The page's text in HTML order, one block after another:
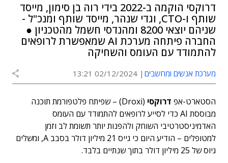
דרוקסי הוקמה ב-2022 בידי רוה בן סימון, מייסד
שותף ו-CTO, וגדי שנהר, מייסד שותף ומנכ"ל -
שניהם יוצאי 8200 ומהנדסי חשמל מהטכניון ●
החברה פיתחה מערכת AI שמאפשרת לרופאים
להתמודד עם העומס והשחיקה
מערכת אנשים ומחשבים 02/12/2024 13:21
הסטארט-אפ דרוקסי
(Droxi) – שפיתח פלטפורמת תוכנה
מבוססת AI כדי לסייע לרופאים להתמודד עם העומס
האדמיניסטרטיבי השוחק ולהפנות יותר תשומת לב וזמן
למטופלים – הודיע היום כי גייס 21 מיליון דולר בסבב A, ומשלים
גיוס של 25 מיליון דולר בתוך שנתיים בלבד.